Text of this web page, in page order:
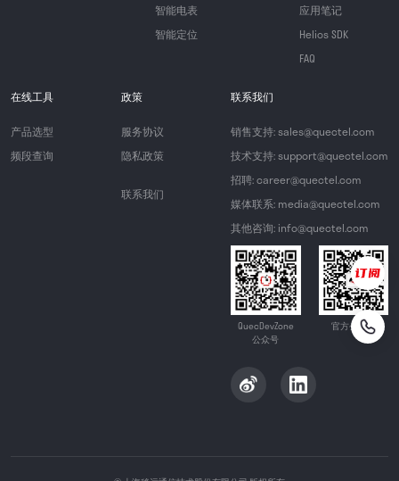
智能电表
智能定位
应用笔记
Helios SDK
FAQ
在线工具
产品选型
频段查询
政策
服务协议
隐私政策
联系我们
联系我们
销售支持: sales@quectel.com
技术支持: support@quectel.com
招聘: career@quectel.com
媒体联系: media@quectel.com
其他咨询: info@quectel.com
QuecDevZone
公众号
官方公众号